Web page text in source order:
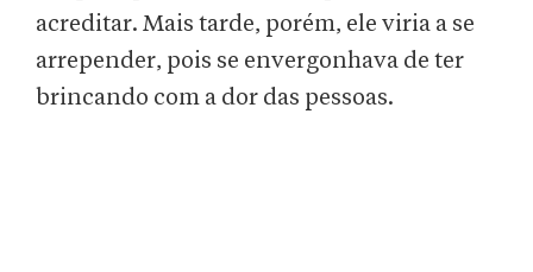
acreditar. Mais tarde, porém, ele viria a se
arrepender, pois se envergonhava de ter
brincando com a dor das pessoas.